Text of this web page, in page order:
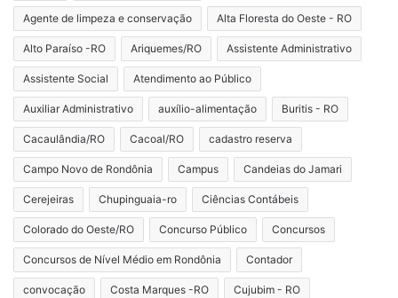
Agente de limpeza e conservação Alta Floresta do Oeste - RO
Alto Paraíso -RO Ariquemes/RO Assistente Administrativo
Assistente Social Atendimento ao Público
Auxiliar Administrativo auxílio-alimentação Buritis - RO
Cacaulândia/RO Cacoal/RO cadastro reserva
Campo Novo de Rondônia Campus Candeias do Jamari
Cerejeiras Chupinguaia-ro Ciências Contábeis
Colorado do Oeste/RO Concurso Público Concursos
Concursos de Nível Médio em Rondônia Contador
convocação Costa Marques -RO Cujubim - RO